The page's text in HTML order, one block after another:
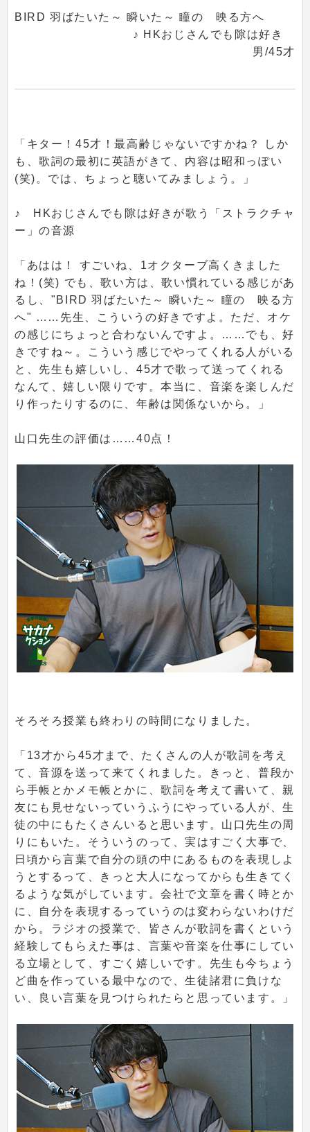
BIRD 羽ばたいた～ 瞬いた～ 瞳の 映る方へ
♪ HKおじさんでも隙は好き
男/45才
「キター！45才！最高齢じゃないですかね？ しか
も、歌詞の最初に英語がきて、内容は昭和っぽい
(笑)。では、ちょっと聴いてみましょう。」
♪ HKおじさんでも隙は好きが歌う「ストラクチャ
ー」の音源
「あはは！ すごいね、1オクターブ高くきました
ね！(笑) でも、歌い方は、歌い慣れている感じがあ
るし、"BIRD 羽ばたいた～ 瞬いた～ 瞳の 映る方
へ" ……先生、こういうの好きですよ。ただ、オケ
の感じにちょっと合わないんですよ。……でも、好
きですね～。こういう感じでやってくれる人がいる
と、先生も嬉しいし、45才で歌って送ってくれる
なんて、嬉しい限りです。本当に、音楽を楽しんだ
り作ったりするのに、年齢は関係ないから。」
山口先生の評価は……40点！
そろそろ授業も終わりの時間になりました。
「13才から45才まで、たくさんの人が歌詞を考え
て、音源を送って来てくれました。きっと、普段か
ら手帳とかメモ帳とかに、歌詞を考えて書いて、親
友にも見せないっていうふうにやっている人が、生
徒の中にもたくさんいると思います。山口先生の周
りにもいた。そういうのって、実はすごく大事で、
日頃から言葉で自分の頭の中にあるものを表現しよ
うとするって、きっと大人になってからも生きてく
るような気がしています。会社で文章を書く時とか
に、自分を表現するっていうのは変わらないわけだ
から。ラジオの授業で、皆さんが歌詞を書くという
経験してもらえた事は、言葉や音楽を仕事にしてい
る立場として、すごく嬉しいです。先生も今ちょう
ど曲を作っている最中なので、生徒諸君に負けな
い、良い言葉を見つけられたらと思っています。」